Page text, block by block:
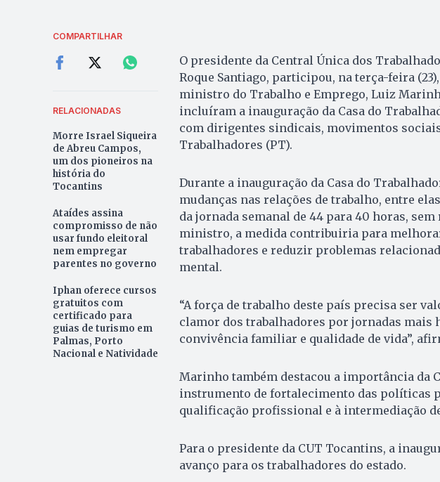
COMPARTILHAR
RELACIONADAS
Morre Israel Siqueira
de Abreu Campos,
um dos pioneiros na
história do
Tocantins
Ataídes assina
compromisso de não
usar fundo eleitoral
nem empregar
parentes no governo
Iphan oferece cursos
gratuitos com
certificado para
guias de turismo em
Palmas, Porto
Nacional e Natividade
O presidente da Central Única dos
Roque Santiago, participou, na terça-feira
ministro do Trabalho e Emprego, Luiz
incluíram a inauguração da Casa do
com dirigentes sindicais, movimentos
Trabalhadores (PT).
Durante a inauguração da Casa do
mudanças nas relações de trabalho, entre
da jornada semanal de 44 para 40 horas,
ministro, a medida contribuiria para
trabalhadores e reduzir problemas
mental.
“A força de trabalho deste país precisa ser
clamor dos trabalhadores por jornadas mais
convivência familiar e qualidade de vida”,
Marinho também destacou a importância da
instrumento de fortalecimento das políticas
qualificação profissional e à intermediação
Para o presidente da CUT Tocantins, a
avanço para os trabalhadores do estado.